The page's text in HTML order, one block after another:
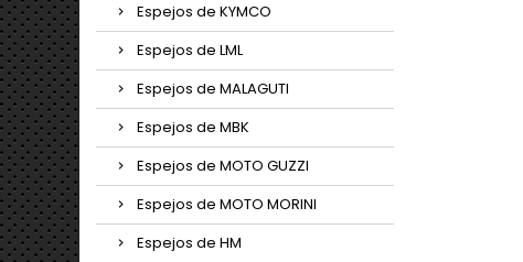
Espejos de KYMCO
Espejos de LML
Espejos de MALAGUTI
Espejos de MBK
Espejos de MOTO GUZZI
Espejos de MOTO MORINI
Espejos de HM